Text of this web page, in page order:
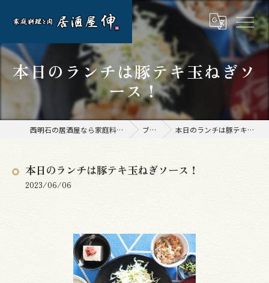
本日のランチは豚テキ玉ねぎソ
ース！
西明石の居酒屋なら家庭料理と肉 居酒屋 伸 ブログ 本日のランチは豚テキ玉ねぎソース！
本日のランチは豚テキ玉ねぎソース！
2023/06/06